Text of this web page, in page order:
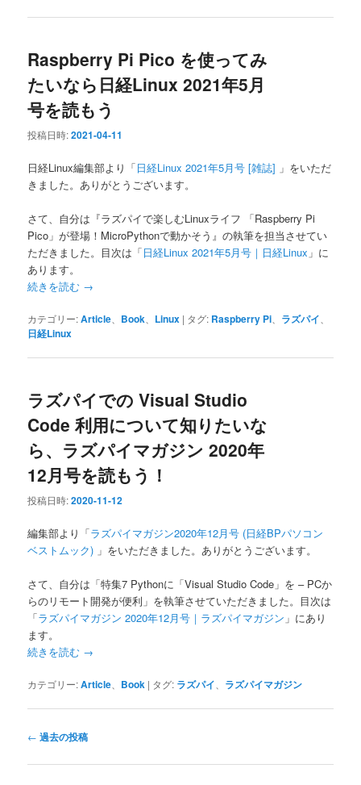
Raspberry Pi Pico を使ってみ
たいなら日経Linux 2021年5月
号を読もう
投稿日時:2021-04-11
日経Linux編集部より「日経Linux 2021年5月号 [雑誌] 」をいただ
きました。ありがとうございます。
さて、自分は『ラズパイで楽しむLinuxライフ 「Raspberry Pi
Pico」が登場！MicroPythonで動かそう』の執筆を担当させてい
ただきました。目次は「日経Linux 2021年5月号｜日経Linux 」に
あります。
続きを読む →
カテゴリー:Article Book Linux | タグ: Raspberry Pi ラズパイ
日経Linux
ラズパイでの Visual Studio
Code 利用について知りたいな
ら、ラズパイマガジン 2020年
12月号を読もう！
投稿日時:2020-11-12
編集部より「ラズパイマガジン2020年12月号 (日経BPパソコン
ベストムック) 」をいただきました。ありがとうございます。
さて、自分は「特集7 Pythonに「Visual Studio Code」を – PCか
らのリモート開発が便利」を執筆させていただきました。目次は
「ラズパイマガジン 2020年12月号｜ラズパイマガジン 」にあり
ます。
続きを読む →
カテゴリー:Article Book | タグ: ラズパイ ラズパイマガジン
投
ナ
← 過去の投稿